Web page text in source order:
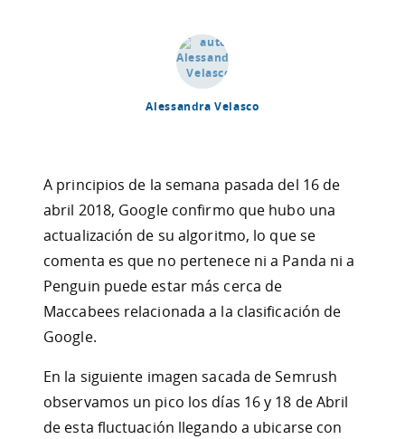
Alessandra Velasco
A principios de la semana pasada del 16 de
abril 2018, Google confirmo que hubo una
actualización de su algoritmo, lo que se
comenta es que no pertenece ni a Panda ni a
Penguin puede estar más cerca de
Maccabees relacionada a la clasificación de
Google.
En la siguiente imagen sacada de Semrush
observamos un pico los días 16 y 18 de Abril
de esta fluctuación llegando a ubicarse con